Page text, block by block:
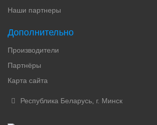
Наши партнеры
Дополнительно
Производители
Партнёры
Карта сайта
Республика Беларусь, г. Минск